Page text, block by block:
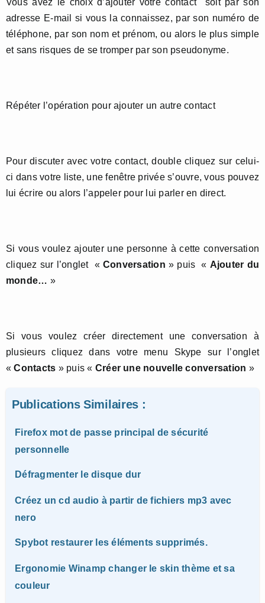
Vous avez le choix d’ajouter votre contact soit par son
adresse E-mail si vous la connaissez, par son numéro de
téléphone, par son nom et prénom, ou alors le plus simple
et sans risques de se tromper par son pseudonyme.
Répéter l’opération pour ajouter un autre contact
Pour discuter avec votre contact, double cliquez sur celui-
ci dans votre liste, une fenêtre privée s’ouvre, vous pouvez
lui écrire ou alors l’appeler pour lui parler en direct.
Si vous voulez ajouter une personne à cette conversation
cliquez sur l’onglet « Conversation » puis « Ajouter du
monde… »
Si vous voulez créer directement une conversation à
plusieurs cliquez dans votre menu Skype sur l’onglet
«Contacts » puis « Créer une nouvelle conversation »
Publications Similaires :
Firefox mot de passe principal de sécurité
personnelle
Défragmenter le disque dur
Créez un cd audio à partir de fichiers mp3 avec
nero
Spybot restaurer les éléments supprimés.
Ergonomie Winamp changer le skin thème et sa
couleur